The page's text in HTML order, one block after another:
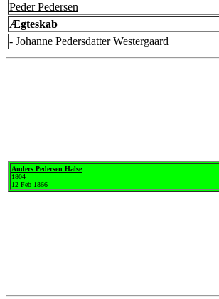
Peder Pedersen
Ægteskab
- Johanne Pedersdatter Westergaard
Anders Pedersen Halse
1804
12 Feb 1866